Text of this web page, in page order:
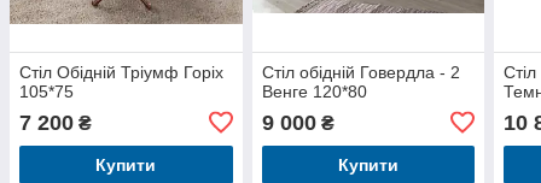
Стіл Обідній Тріумф Горіх
105*75
7 200 ₴
Купити
Стіл обідній Говердла - 2
Венге 120*80
9 000₴
Купити
10